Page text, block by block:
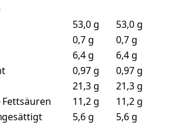
53,0 g
53,0 g
0,7 g
0,7 g
6,4 g
6,4 g
0,97 g
0,97 g
21,3 g
21,3 g
11,2 g
11,2 g
5,6 g
5,6 g